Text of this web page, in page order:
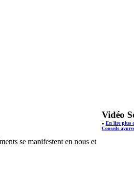
Vidéo
» En lire plus
Conseils
se manifestent en nous et